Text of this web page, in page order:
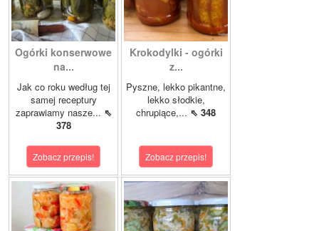
Ogórki konserwowe
na...
Jak co roku według tej
samej receptury
zaprawiamy nasze... ⇖
378
Zobacz przepis!
Krokodylki - ogórki
z...
Pyszne, lekko pikantne,
lekko słodkie,
chrupiące,... ⇖ 348
Zobacz przepis!